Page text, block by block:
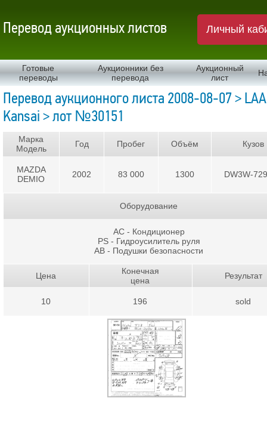
Перевод аукционных листов Личный
Готовые
переводы
Аукционники без
перевода
Аукционный
лист
Перевод аукционного листа 2008-08-07 > LAA
Kansai > лот №30151
Марка
Модель
MAZDA
DEMIO
Год
2002
Пробег
83 000
Объём
1300
Кузов
DW3W-
Оборудование
AC - Кондиционер
PS - Гидроусилитель руля
AB - Подушки безопасности
Цена
10
Конечная
цена
196
Результат
sold